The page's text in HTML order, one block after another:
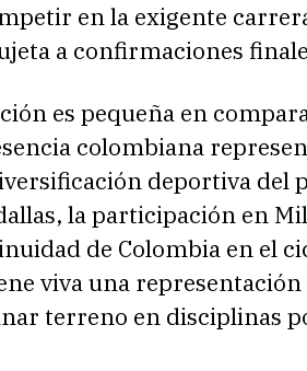
en la exigente
a confirmaciones
es pequeña en
colombiana
deportiva del
la participación en
de Colombia en el
viva una
terreno en disciplinas